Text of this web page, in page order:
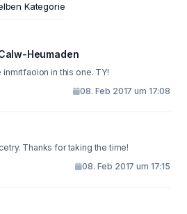
Kategorie
Heumaden
in this one. TY!
08. Feb 2017 um 17:08
Thanks for taking the time!
08. Feb 2017 um 17:15